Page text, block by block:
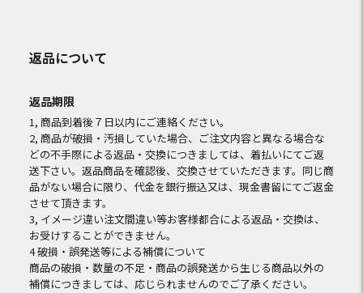
返品について
返品期限
1, 商品到着後７日以内にご連絡ください。
2, 商品が破損・汚損していた場合、ご注文内容と異なる場合な
どの不手際による返品・交換につきましては、着払いにてご返
送下さい。返品商品を確認後、交換させていただきます。同じ商
品がない場合に限り、代金を銀行振込又は、現金書留にてご返金
させて頂きます。
3, イメージ違い注文間違い等お客様都合による返品・交換は、
お受けすることができません。
4 破損・誤発送等による補償について
商品の破損・数量の不足・商品の誤発送から生じる商品以外の
補償につきましては、応じられませんのでご了承ください。